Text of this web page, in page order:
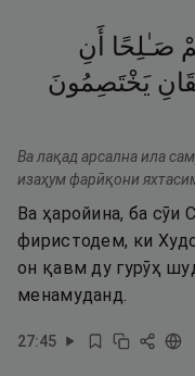
صَـٰلِحًا
أَنِ
يَخْتَصِمُونَ
Ва лақад арсална ила
изаҳум фарӣқони
Ва ҳаройина, ба сӯи
фиристодем, ки
он қавм ду гурӯҳ
менамуданд.
27:45